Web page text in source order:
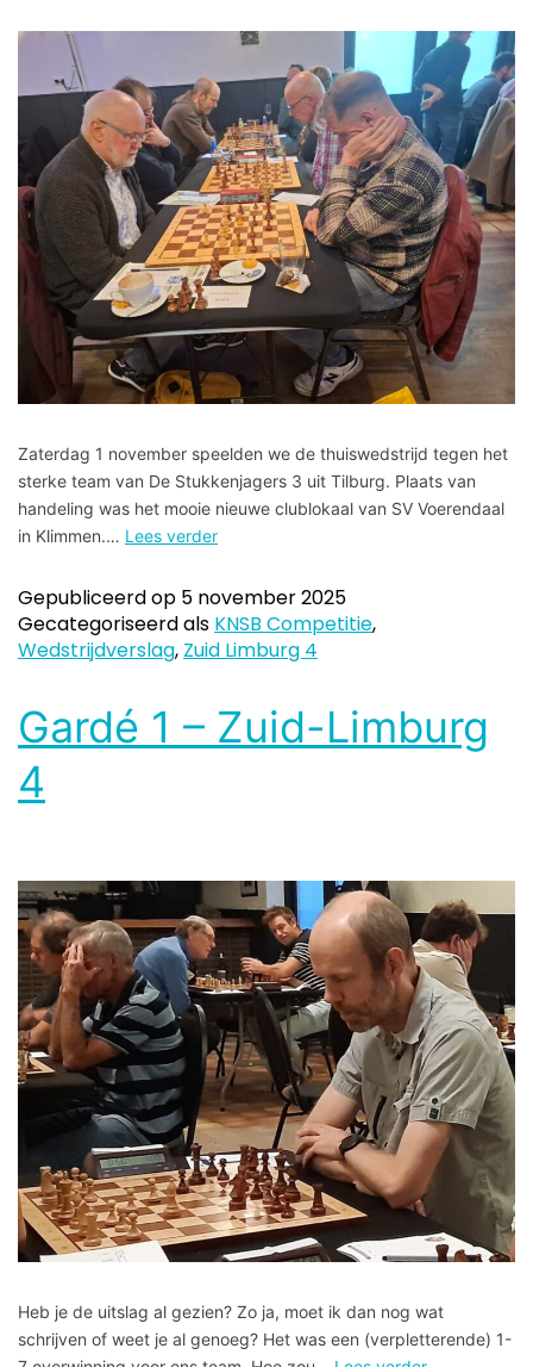
Zaterdag 1 november speelden we de thuiswedstrijd tegen het
sterke team van De Stukkenjagers 3 uit Tilburg. Plaats van
handeling was het mooie nieuwe clublokaal van SV Voerendaal
in Klimmen.… Lees verder
Gepubliceerd op 5 november 2025
Gecategoriseerd als KNSB Competitie,
Wedstrijdverslag, Zuid Limburg 4
Gardé 1 – Zuid-Limburg
4
Heb je de uitslag al gezien? Zo ja, moet ik dan nog wat
schrijven of weet je al genoeg? Het was een (verpletterende) 1-